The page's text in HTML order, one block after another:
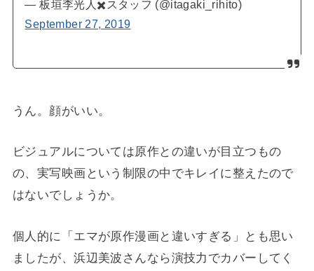
— 板垣李光人✖️スタッフ (@itagaki_rihito)
September 27, 2019
うん。顔がいい。
ビジュアルについては原作との違いが目立つもの
の、実写映画という制限の中でキレイに整えたので
はないでしょうか。
個人的に「エマが原作漫画と違いすぎる」とも思い
ましたが、浜辺美波さんなら演技力でカバーしてく